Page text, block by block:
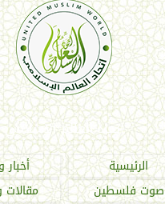
اتحاد العالم الإسلامي
الرئيسية
صوت فلسطين
مقالات